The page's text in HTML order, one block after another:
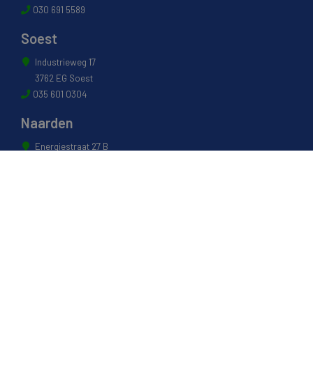
030 691 5589
Soest
Industrieweg 17
3762 EG Soest
035 601 0304
Naarden
Energiestraat 27 B